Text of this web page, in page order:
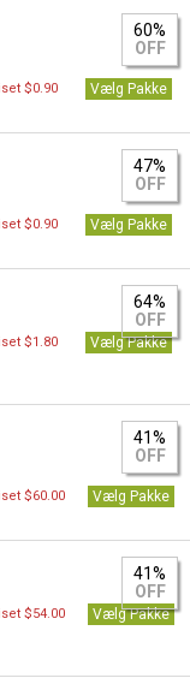
60%
OFF
$0.90 Vælg Pakke
47%
OFF
$0.90 Vælg Pakke
64%
OFF
$1.80 Vælg Pakke
41%
OFF
$60.00 Vælg Pakke
41%
OFF
$54.00 Vælg Pakke